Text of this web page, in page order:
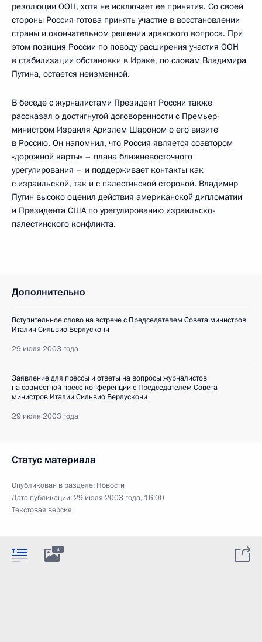
резолюции ООН, хотя не исключает ее принятия. Со своей
стороны Россия готова принять участие в восстановлении
страны и окончательном решении иракского вопроса. При
этом позиция России по поводу расширения участия ООН
в стабилизации обстановки в Ираке, по словам Владимира
Путина, остается неизменной.
В беседе с журналистами Президент России также
рассказал о достигнутой договоренности с Премьер-
министром Израиля Ариэлем Шароном о его визите
в Россию. Он напомнил, что Россия является соавтором
«дорожной карты» – плана ближневосточного
урегулирования – и поддерживает контакты как
с израильской, так и с палестинской стороной. Владимир
Путин высоко оценил действия американской дипломатии
и Президента США по урегулированию израильско-
палестинского конфликта.
Дополнительно
Вступительное слово на встрече с Председателем Совета министров
Италии Сильвио Берлускони
29 июля 2003 года
Заявление для прессы и ответы на вопросы журналистов
на совместной пресс-конференции с Председателем Совета
министров Италии Сильвио Берлускони
29 июля 2003 года
Статус материала
Опубликован в разделе: Новости
Дата публикации:29 июля 2003 года, 16:00
Текстовая версия
4